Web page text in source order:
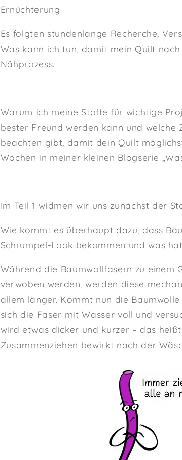
Ernüchterung.
Es folgten stundenlange Recherche,
Was kann ich tun, damit mein Quilt
Nähprozess.
Warum ich meine Stoffe für wichtige
bester Freund werden kann und
beachten gibt, damit dein Quilt
Wochen in meiner kleinen Blogserie
Im Teil 1 widmen wir uns zunächst der
Wie kommt es überhaupt dazu, dass
Schrumpel-Look bekommen und was
Während die Baumwollfasern zu einem
verwoben werden, werden diese
allem länger. Kommt nun die
sich die Faser mit Wasser voll und
wird etwas dicker und kürzer – das
Zusammenziehen bewirkt nach der